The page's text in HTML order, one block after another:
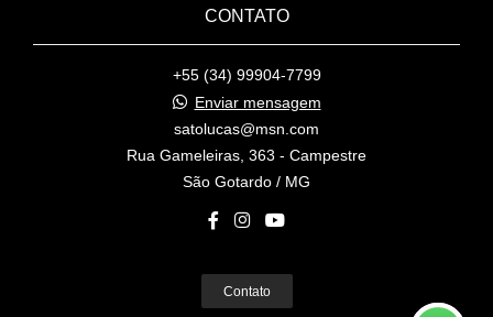
CONTATO
+55 (34) 99904-7799
Enviar mensagem
satolucas@msn.com
Rua Gameleiras, 363 - Campestre
São Gotardo / MG
Contato